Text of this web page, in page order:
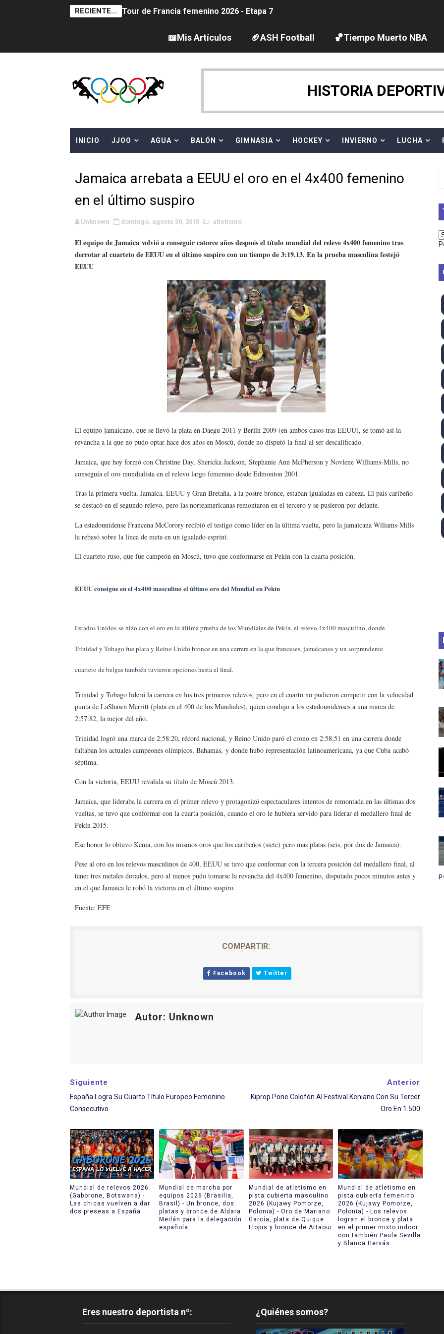
RECIENTE... Tour de Francia femenino 2026 - Etapa 7
Campeonato de Europa en aguas abiertas 2026 (París, Francia) - Wellbrock y
Campeonato de Europa de saltos 2026 (París, Francia) - Bronce para Jorge y Ana
Women's Pro Baseball League 2026
Campeonato de Europa de pentatlón moderno 2026 (Estambul, Turquía)
AEW - Adam Page con Brodido desbancan una semana después a The Demand por
WWE NXT - Myles Borne y Tavion Heights ponen fin al reinado por parejas de The
Canadian Football League 2026 - Week 10
EFA y AFLE 2026 - Regular season
Grandes éxitos por fin para Chelsea Green, Chad Gable y Baron Corbin en SummerSlam
Campeonato de Europa de MTB 2026 (Monteceneri, Suiza) - Charlie Aldridge y Sina
Campeonato de Europa de remo 2026 (Varese, Italia) - Rumanía, Alemania y Gran
Mundial de lacrosse femenino 2026 (Tokio, Japón) - Estados Unidos invencibles, ya
Máxima celebración en el último Impact! con Jason Hotch como nuevo TNA
Mundial de esgrima 2026 (Hong Kong) - La delegación italiana arrasa con 4 oros y 4
Raquel Rodriguez es la nueva monarca Intercontinental, su primer título individual en
Athletes Unlimited Softball League 2026 - Las Utah Talons son bicampeonas de la AUSL
Mundial de piragüismo slalom 2026 (Oklahoma City, Estados Unidos) - Miquel Travé
Tour de Francia masculino 2026 - Tadej Pogacar entra en el selecto grupo de los
Mundial de Fórmula 1 2026 - Lando Norris consigue en Hungría su primera victoria
📖Mis Artículos 🏈ASH Football 🏀Tiempo Muerto NBA
HISTORIA
INICIO JJOO AGUA BALÓN GIMNASIA HOCKEY INVIERNO LUCHA
Jamaica arrebata a EEUU el oro en el 4x400 femenino
en el último suspiro
Unknown domingo, agosto 30, 2015 atletismo
El equipo de Jamaica volvió a conseguir catorce años después el título mundial del relevo 4x400 femenino tras
derrotar al cuarteto de EEUU en el último suspiro con un tiempo de 3:19.13. En la prueba masculina festejó
EEUU
El equipo jamaicano, que se llevó la plata en Daegu 2011 y Berlín 2009 (en ambos casos tras EEUU), se tomó así la
revancha a la que no pudo optar hace dos años en Moscú, donde no disputó la final al ser descalificado.
Jamaica, que hoy formó con Christine Day, Shericka Jackson, Stephanie Ann McPherson y Novlene Williams-Mills, no
conseguía el oro mundialista en el relevo largo femenino desde Edmonton 2001.
Tras la primera vuelta, Jamaica, EEUU y Gran Bretaña, a la postre bronce, estaban igualadas en cabeza. El país caribeño
se destacó en el segundo relevo, pero las norteamericanas remontaron en el tercero y se pusieron por delante.
La estadounidense Francena McCorory recibió el testigo como líder en la última vuelta, pero la jamaicana Wiliams-Mills
la rebasó sobre la línea de meta en un igualado esprint.
El cuarteto ruso, que fue campeón en Moscú, tuvo que conformarse en Pekín con la cuarta posición.
EEUU consigue en el 4x400 masculino el último oro del Mundial en Pekín
EstadosUnidos se hizo con el oro en la última prueba de los Mundiales de Pekín, el relevo 4x400 masculino, donde
Trinidad y Tobago fue plata y Reino Unido bronce en una carrera en la que franceses, jamaicanos y un sorprendente
cuarteto de belgas también tuvieron opciones hasta el final.
Trinidad y Tobago lideró la carrera en los tres primeros relevos, pero en el cuarto no pudieron competir con la velocidad
punta de LaShawn Merritt (plata en el 400 de los Mundiales), quien condujo a los estadounidenses a una marca de
2:57:82, la mejor del año.
Trinidad logró una marca de 2:58:20, récord nacional, y Reino Unido paró el crono en 2:58:51 en una carrera donde
faltaban los actuales campeones olímpicos, Bahamas, y donde hubo representación latinoamericana, ya que Cuba acabó
séptima.
Con la victoria, EEUU revalida su título de Moscú 2013.
Jamaica, que lideraba la carrera en el primer relevo y protagonizó espectaculares intentos de remontada en las últimas dos
vueltas, se tuvo que conformar con la cuarta posición, cuando el oro le hubiera servido para liderar el medallero final de
Pekín 2015.
Ese honor lo obtuvo Kenia, con los mismos oros que los caribeños (siete) pero mas platas (seis, por dos de Jamaica).
Pese al oro en los relevos masculinos de 400, EEUU se tuvo que conformar con la tercera posición del medallero final, al
tener tres metales dorados, pero al menos pudo tomarse la revancha del 4x400 femenino, disputado pocos minutos antes y
en el que Jamaica le robó la victoria en el último suspiro.
Fuente: EFE
COMPARTIR:
Facebook Twitter
Autor: Unknown
Siguiente
España Logra Su Cuarto Título Europeo Femenino
Consecutivo
Anterior
Kiprop Pone Colofón Al Festival Keniano Con Su Tercer
Oro En 1.500
Mundial de relevos 2026
(Gaborone, Botswana) -
Las chicas vuelven a dar
dos preseas a España
Mundial de marcha por
equipos 2026 (Brasilia,
Brasil) - Un bronce, dos
platas y bronce de Aldara
Meilán para la delegación
española
Mundial de atletismo en
pista cubierta masculino
2026 (Kujawy Pomorze,
Polonia) - Oro de Mariano
García, plata de Quique
Llopis y bronce de Attaoui
Mundial de atletismo en
pista cubierta femenino
2026 (Kujawy Pomorze,
Polonia) - Los relevos
logran el bronce y plata
en el primer mixto indoor
con también Paula Sevilla
y Blanca Hervás
Eres nuestro deportista nº: ¿Quiénes somos?